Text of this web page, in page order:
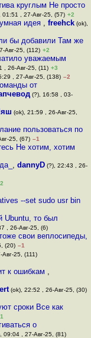
круглым Не просто
01:51 , 27-Авг-25, (57) +2
идея , freehck(ok),
бы добавили Там же
Авг-25, (112) +2
уважаемым
, 26-Авг-25, (11) +3
, 27-Авг-25, (138) –2
от
(?), 16:58 , 03-
(ok), 21:59 , 26-Авг-25,
пользоваться по
25, (67) –1
Не хотим, хотим
, dannyD(?), 22:43 , 26-
--set sudo usr bin
Ubuntu, то был
, 26-Авг-25, (6)
свои веплосипеды,
(20) –1
25, (111)
к ошибкам ,
(ok), 22:52 , 26-Авг-25, (30)
сроки Все как
о
09:04 , 27-Авг-25, (81)